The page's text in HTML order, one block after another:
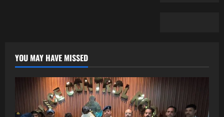
YOU MAY HAVE MISSED